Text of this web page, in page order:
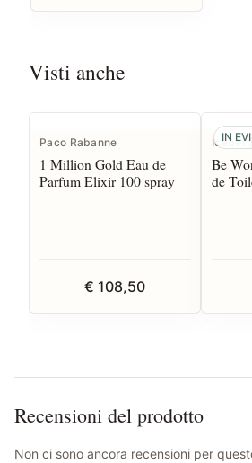
Visti anche
Paco Rabanne
1 Million Gold Eau de
Parfum Elixir 100 spray
€ 108,50
IN
Be
de
Recensioni del prodotto
Non ci sono ancora recensioni per